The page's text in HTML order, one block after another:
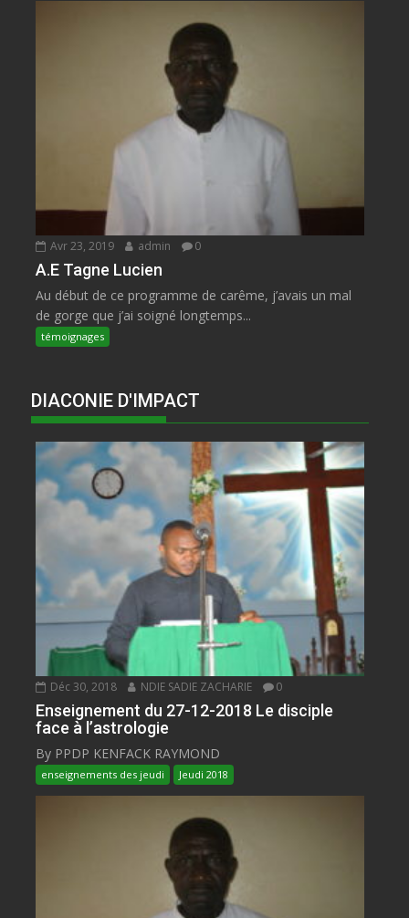
Avr 23, 2019 admin 0
A.E Tagne Lucien
Au début de ce programme de carême, j’avais un mal
de gorge que j’ai soigné longtemps...
témoignages
DIACONIE D'IMPACT
Déc 30, 2018 NDIE SADIE ZACHARIE 0
Enseignement du 27-12-2018 Le disciple
face à l’astrologie
By PPDP KENFACK RAYMOND
enseignements des jeudi Jeudi 2018